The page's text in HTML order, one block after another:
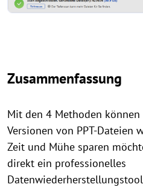
Zusammenfassung
Mit den 4 Methoden
Versionen von PPT-Dateien
Zeit und Mühe sparen
direkt ein professionelles